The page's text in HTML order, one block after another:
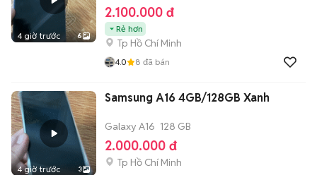
4 giờ trước 6
2.100.000 đ
Rẻ hơn
Tp Hồ Chí Minh
4.0 8 đã bán
4 giờ trước 3
Samsung A16 4GB/128GB Xanh
Galaxy A16 128 GB
2.000.000 đ
Tp Hồ Chí Minh